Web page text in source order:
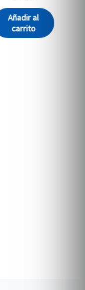
Añadir al
carrito